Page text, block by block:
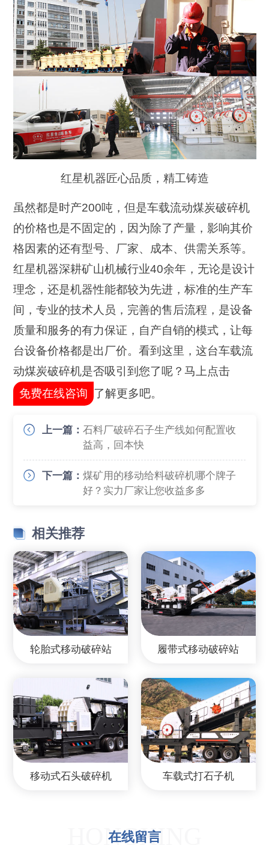
红星机器匠心品质，精工铸造
虽然都是时产200吨，但是车载流动煤炭破碎机
的价格也是不固定的，因为除了产量，影响其价
格因素的还有型号、厂家、成本、供需关系等。
红星机器深耕矿山机械行业40余年，无论是设计
理念，还是机器性能都较为先进，标准的生产车
间，专业的技术人员，完善的售后流程，是设备
质量和服务的有力保证，自产自销的模式，让每
台设备价格都是出厂价。看到这里，这台车载流
动煤炭破碎机是否吸引到您了呢？马上点击
免费在线咨询 了解更多吧。
上一篇：石料厂破碎石子生产线如何配置收
益高，回本快
下一篇：煤矿用的移动给料破碎机哪个牌子
好？实力厂家让您收益多多
相关推荐
轮胎式移动破碎站 履带式移动破碎站
移动式石头破碎机 车载式打石子机
在线留言
HONGXING